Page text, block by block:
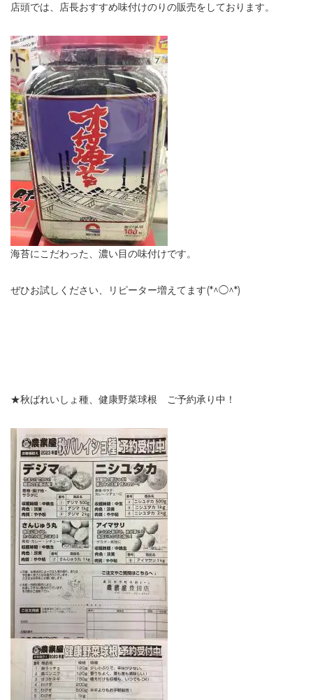
店頭では、店長おすすめ味付けのりの販売をしております。
海苔にこだわった、濃い目の味付けです。
ぜひお試しください、リピーター増えてます(*^◯^*)
★秋ばれいしょ種、健康野菜球根 ご予約承り中！